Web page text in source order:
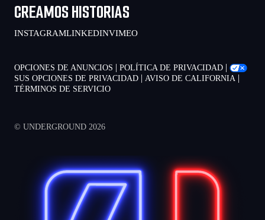
CREAMOS HISTORIAS
INSTAGRAMLINKEDINVIMEO
OPCIONES DE ANUNCIOS | POLÍTICA DE PRIVACIDAD |
SUS OPCIONES DE PRIVACIDAD | AVISO DE CALIFORNIA |
TÉRMINOS DE SERVICIO
© UNDERGROUND 2026